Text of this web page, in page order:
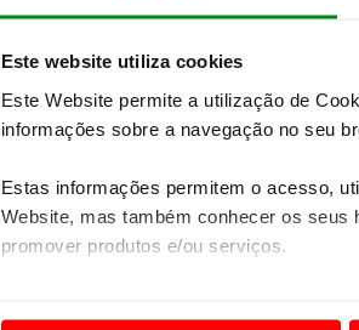
Este website utiliza cookies
Este Website permite a utilização de
informações sobre a navegação no seu
Estas informações permitem o acesso,
Website, mas também conhecer os seus
promover produtos e/ou serviços.